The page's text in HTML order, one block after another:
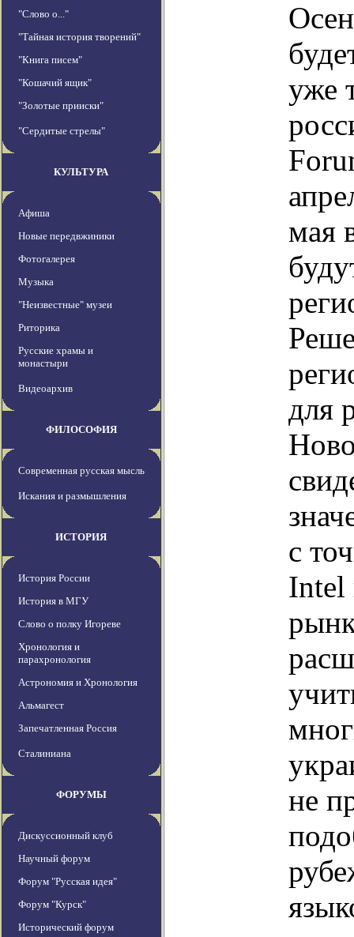
"Слово о..."
"Тайная история творений"
"Книга писем"
"Кошачий ящик"
"Золотые прииски"
"Сердитые стрелы"
КУЛЬТУРА
Афиша
Новые передвжиники
Фотогалерея
Музыка
"Неизвестные" музеи
Риторика
Русские храмы и
монастыри
Видеоархив
ФИЛОСОФИЯ
Современная русская мысль
Искания и размышления
ИСТОРИЯ
История России
История в МГУ
Слово о полку Игореве
Хронология и
парахронология
Астрономия и Хронология
Альмагест
Запечатленная Россия
Сталиниана
ФОРУМЫ
Дискуссионный клуб
Научный форум
Форум "Русская идея"
Форум "Курск"
Исторический форум
уже
мая
для
с
Intel
не